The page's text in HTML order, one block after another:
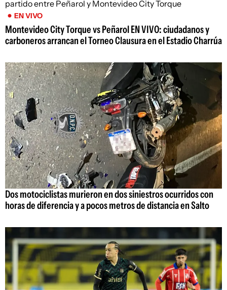
EN VIVO
Montevideo City Torque vs Peñarol EN VIVO: ciudadanos y
carboneros arrancan el Torneo Clausura en el Estadio Charrúa
Dos motociclistas murieron en dos siniestros ocurridos con
horas de diferencia y a pocos metros de distancia en Salto